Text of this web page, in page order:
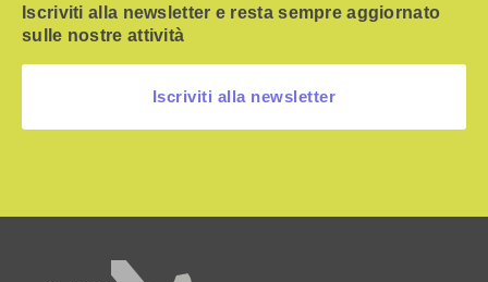
Iscriviti alla newsletter e resta sempre aggiornato
sulle nostre attività
Iscriviti alla newsletter